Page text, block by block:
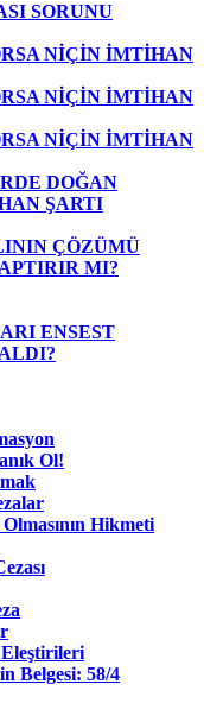
SORUNU
NİÇİN İMTİHAN
NİÇİN İMTİHAN
NİÇİN İMTİHAN
DOĞAN
ŞARTI
ÇÖZÜMÜ
MI?
ENSEST
Ol!
Hikmeti
Eleştirileri
Belgesi: 58/4